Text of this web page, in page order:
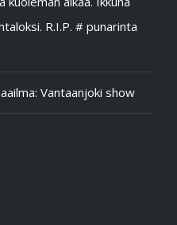
R.I.P. # punarinta
Vantaanjoki show